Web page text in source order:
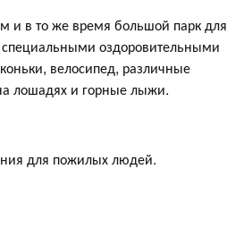
и в то же время большой парк для
специальными оздоровительными
велосипед, различные
лошадях и горные лыжи.
для пожилых людей.